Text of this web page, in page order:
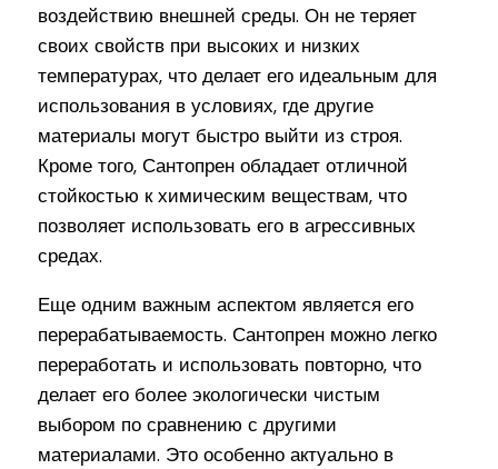
воздействию внешней среды. Он не теряет
своих свойств при высоких и низких
температурах, что делает его идеальным для
использования в условиях, где другие
материалы могут быстро выйти из строя.
Кроме того, Сантопрен обладает отличной
стойкостью к химическим веществам, что
позволяет использовать его в агрессивных
средах.
Еще одним важным аспектом является его
перерабатываемость. Сантопрен можно легко
переработать и использовать повторно, что
делает его более экологически чистым
выбором по сравнению с другими
материалами. Это особенно актуально в